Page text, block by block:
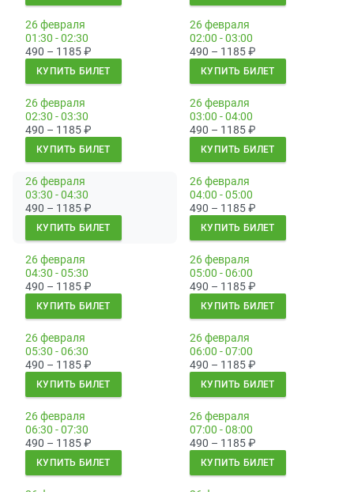
26 февраля
01:30 - 02:30
490 – 1185₽
КУПИТЬ БИЛЕТ
26 февраля
02:00 - 03:00
490 – 1185₽
КУПИТЬ БИЛЕТ
26 февраля
02:30 - 03:30
490 – 1185₽
КУПИТЬ БИЛЕТ
26 февраля
03:00 - 04:00
490 – 1185₽
КУПИТЬ БИЛЕТ
26 февраля
03:30 - 04:30
490 – 1185₽
КУПИТЬ БИЛЕТ
26 февраля
04:00 - 05:00
490 – 1185₽
КУПИТЬ БИЛЕТ
26 февраля
04:30 - 05:30
490 – 1185₽
КУПИТЬ БИЛЕТ
26 февраля
05:00 - 06:00
490 – 1185₽
КУПИТЬ БИЛЕТ
26 февраля
05:30 - 06:30
490 – 1185₽
КУПИТЬ БИЛЕТ
26 февраля
06:00 - 07:00
490 – 1185₽
КУПИТЬ БИЛЕТ
26 февраля
06:30 - 07:30
490 – 1185₽
КУПИТЬ БИЛЕТ
26 февраля
07:00 - 08:00
490 – 1185₽
КУПИТЬ БИЛЕТ